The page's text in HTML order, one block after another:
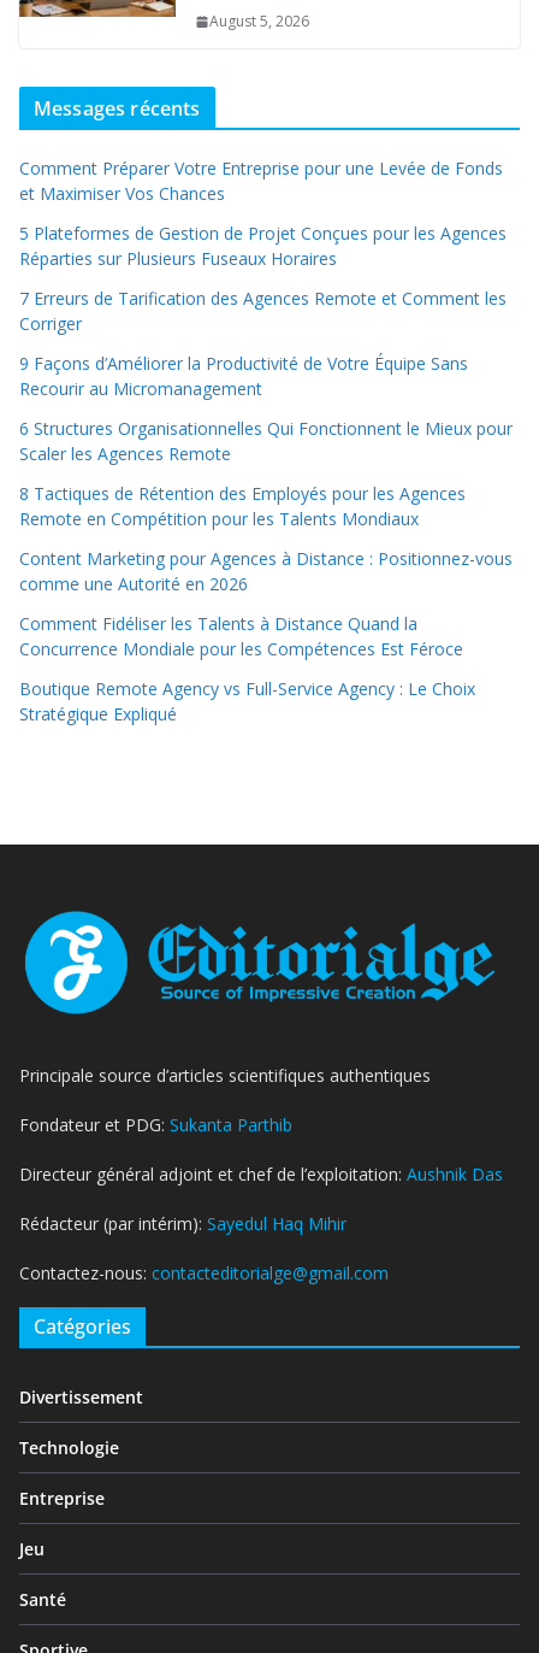
August 5, 2026
Messages récents
Comment Préparer Votre Entreprise pour une Levée de Fonds
et Maximiser Vos Chances
5 Plateformes de Gestion de Projet Conçues pour les Agences
Réparties sur Plusieurs Fuseaux Horaires
7 Erreurs de Tarification des Agences Remote et Comment les
Corriger
9 Façons d’Améliorer la Productivité de Votre Équipe Sans
Recourir au Micromanagement
6 Structures Organisationnelles Qui Fonctionnent le Mieux pour
Scaler les Agences Remote
8 Tactiques de Rétention des Employés pour les Agences
Remote en Compétition pour les Talents Mondiaux
Content Marketing pour Agences à Distance : Positionnez-vous
comme une Autorité en 2026
Comment Fidéliser les Talents à Distance Quand la
Concurrence Mondiale pour les Compétences Est Féroce
Boutique Remote Agency vs Full-Service Agency : Le Choix
Stratégique Expliqué
Principale source d’articles scientifiques authentiques
Fondateur et PDG: Sukanta Parthib
Directeur général adjoint et chef de l’exploitation: Aushnik Das
Rédacteur (par intérim): Sayedul Haq Mihir
Contactez-nous: contacteditorialge@gmail.com
Catégories
Divertissement
Technologie
Entreprise
Jeu
Santé